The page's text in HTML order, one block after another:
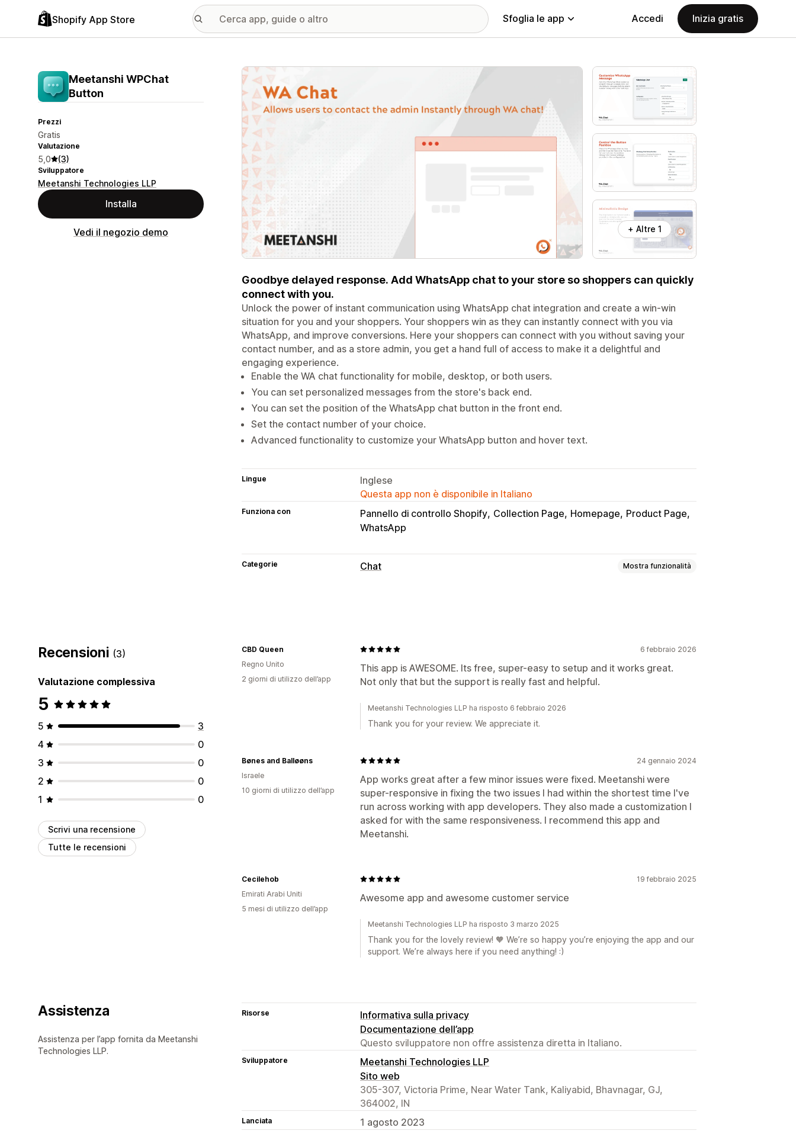
Shopify App Store Sfoglia le app Accedi Inizia gratis
Meetanshi WPChat
Button
Prezzi
Gratis
Valutazione
5,0 (3)
Sviluppatore
Meetanshi Technologies LLP
Installa
Vedi il negozio demo
Galleria immagini in evidenza
+ Altre 1
Goodbye delayed response. Add WhatsApp chat to your store so shoppers can quickly
connect with you.
Unlock the power of instant communication using WhatsApp chat integration and create a win-win
situation for you and your shoppers. Your shoppers win as they can instantly connect with you via
WhatsApp, and improve conversions. Here your shoppers can connect with you without saving your
contact number, and as a store admin, you get a hand full of access to make it a delightful and
engaging experience.
Enable the WA chat functionality for mobile, desktop, or both users.
You can set personalized messages from the store's back end.
You can set the position of the WhatsApp chat button in the front end.
Set the contact number of your choice.
Advanced functionality to customize your WhatsApp button and hover text.
Lingue
Inglese
Questa app non è disponibile in Italiano
Funziona con Pannello di controllo Shopify Collection Page Homepage Product Page
WhatsApp
Categorie Chat Mostra funzionalità
Colore e font
Assegnazione della chat
Recensioni (3)
Valutazione complessiva
5
5
3
4
0
3
0
2
0
1
0
Scrivi una recensione
Tutte le recensioni
6 febbraio 2026
This app is AWESOME. Its free, super-easy to setup and it works great.
Not only that but the support is really fast and helpful.
CBD Queen
Regno Unito
2 giorni di utilizzo dell’app
Meetanshi Technologies LLP ha risposto 6 febbraio 2026
Thank you for your review. We appreciate it.
24 gennaio 2024
App works great after a few minor issues were fixed. Meetanshi were
super-responsive in fixing the two issues I had within the shortest time I've
run across working with app developers. They also made a customization I
asked for with the same responsiveness. I recommend this app and
Meetanshi.
Bønes and Balløøns
Israele
10 giorni di utilizzo dell’app
19 febbraio 2025
Awesome app and awesome customer service
Cecilehob
Emirati Arabi Uniti
5 mesi di utilizzo dell’app
Meetanshi Technologies LLP ha risposto 3 marzo 2025
Thank you for the lovely review! 🧡 We’re so happy you’re enjoying the app and our
support. We’re always here if you need anything! :)
Assistenza
Assistenza per l’app fornita da Meetanshi
Technologies LLP.
Risorse
Informativa sulla privacy
Documentazione dell’app
Questo sviluppatore non offre assistenza diretta in Italiano.
Sviluppatore
Meetanshi Technologies LLP
Sito web
305-307, Victoria Prime, Near Water Tank, Kaliyabid, Bhavnagar, GJ,
364002, IN
Lanciata 1 agosto 2023